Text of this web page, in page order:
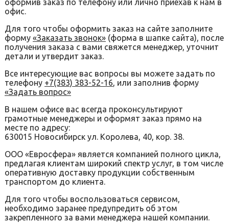
оформив заказ по телефону или лично приехав к нам в
офис.
Для того чтобы оформить заказ на сайте заполните
форму «Заказать звонок» (форма в шапке сайта), после
получения заказа с вами свяжется менеджер, уточнит
детали и утвердит заказ.
Все интересующие вас вопросы вы можете задать по
телефону +7(383) 383-52-16, или заполнив форму
«Задать вопрос»
В нашем офисе вас всегда проконсультируют
грамотные менеджеры и оформят заказ прямо на
месте по адресу:
630015 Новосибирск ул. Королева, 40, кор. 38.
ООО «Евросфера» является компанией полного цикла,
предлагая клиентам широкий спектр услуг, в том числе
оперативную доставку продукции собственным
транспортом до клиента.
Для того чтобы воспользоваться сервисом,
необходимо заранее предупредить об этом
закрепленного за вами менеджера нашей компании.